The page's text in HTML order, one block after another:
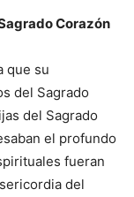
Corazón
que su
del Sagrado
del Sagrado
el profundo
fueran
del